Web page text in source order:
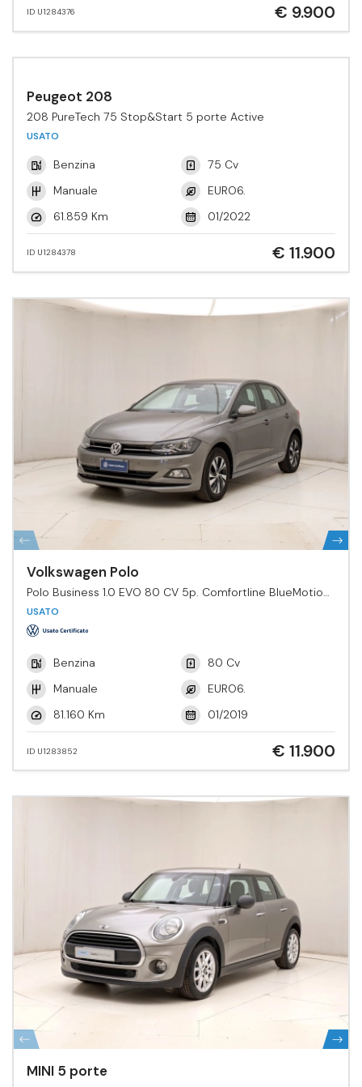
ID U1284376 € 9.900
Peugeot 208
208 PureTech 75 Stop&Start 5 porte Active
USATO
Benzina
75 Cv
Manuale
EURO6.
61.859 Km
01/2022
ID U1284378 € 11.900
Volkswagen Polo
Polo Business 1.0 EVO 80 CV 5p. Comfortline BlueMotion
Tech.
USATO
Benzina
80 Cv
Manuale
EURO6.
81.160 Km
01/2019
ID U1283852 € 11.900
MINI 5 porte